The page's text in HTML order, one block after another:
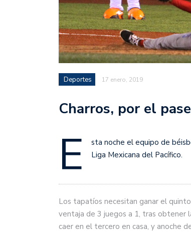
Deportes 17 enero, 2019
Charros, por el
E
sta noche el equipo de
Liga Mexicana del Pacífico.
Los tapatíos necesitan ganar el
ventaja de 3 juegos a 1, tras obtener
caer en el tercero en casa, y anoche